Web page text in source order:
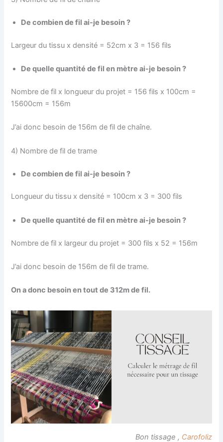
De combien de fil ai-je besoin ?
Largeur du tissu x densité = 52cm x 3 = 156 fils
De quelle quantité de fil en mètre ai-je besoin ?
Nombre de fil x longueur du projet = 156 fils x 100cm =
15600cm = 156m
J’ai donc besoin de 156m de fil de chaîne.
4) Nombre de fil de trame
De combien de fil ai-je besoin ?
Longueur du tissu x densité = 100cm x 3 = 300 fils
De quelle quantité de fil en mètre ai-je besoin ?
Nombre de fil x largeur du projet = 300 fils x 52 = 156m
J’ai donc besoin de 156m de fil de trame.
On a donc besoin en tout de 312m de fil.
Bon tissage , Carofoliz